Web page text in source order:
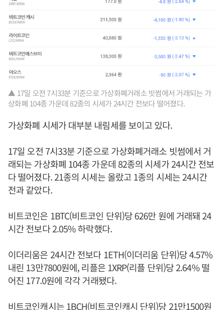
▲ 17일 오전 7시33분 기준으로 가상화폐거래소 빗썸에서 거래되는 가
상화폐 104종 가운데 82종의 시세가 24시간 전보다 떨어졌다.
가상화폐 시세가 대부분 내림세를 보이고 있다.
17일 오전 7시33분 기준으로 가상화폐거래소 빗썸에서 거
래되는 가상화폐 104종 가운데 82종의 시세가 24시간 전보
다 떨어졌다. 21종의 시세는 올랐고 1종의 시세는 24시간
전과 같았다.
비트코인은 1BTC(비트코인 단위)당 626만 원에 거래돼 24
시간 전보다 2.05% 하락했다.
이더리움은 24시간 전보다 1ETH(이더리움 단위)당 4.57%
내린 13만7800원에, 리플은 1XRP(리플 단위)당 2.64% 떨
어진 177.0원에 각각 거래됐다.
비트코인캐시는 1BCH(비트코인캐시 단위)당 21만1500원